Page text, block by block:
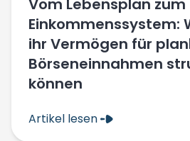
Vom Lebensplan zum
Einkommenssystem:
ihr Vermögen für
Börseneinnahmen
können
Artikel lesen